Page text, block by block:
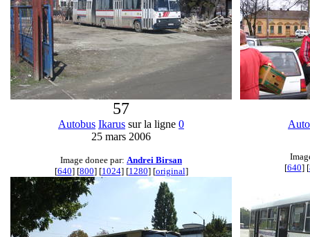
57
Autobus Ikarus sur la ligne 0
25 mars 2006
Image donee par: Andrei Birsan
[640] [800] [1024] [1280] [original]
[640] [